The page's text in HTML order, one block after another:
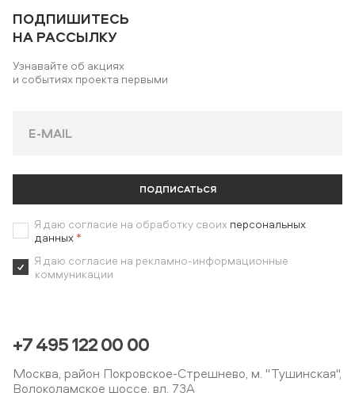
ПОДПИШИТЕСЬ
НА РАССЫЛКУ
Узнавайте об акциях
и событиях проекта первыми
ПОДПИСАТЬСЯ
Я даю согласие на обработку своих персональных
данных *
Я даю согласие на рекламно-информационные
коммуникации
+7 495 122 00 00
Москва, район Покровское-Стрешнево, м. "Тушинская",
Волоколамское шоссе, вл. 73А